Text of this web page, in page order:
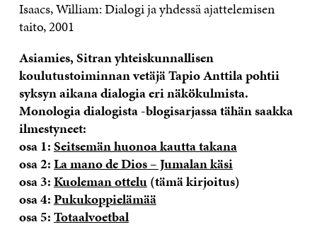
Isaacs, William: Dialogi ja yhdessä ajattelemisen
taito, 2001
Asiamies, Sitran yhteiskunnallisen
koulutustoiminnan vetäjä Tapio Anttila pohtii
syksyn aikana dialogia eri näkökulmista.
Monologia dialogista -blogisarjassa tähän saakka
ilmestyneet:
osa 1:Seitsemän huonoa kautta takana
osa 2:La mano de Dios – Jumalan käsi
osa 3:Kuoleman ottelu(tämä kirjoitus)
osa 4:Pukukoppielämää
osa 5:Totaalvoetbal